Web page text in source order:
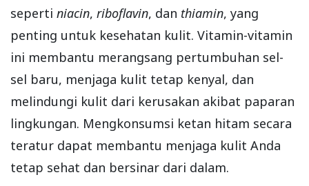
seperti niacin, riboflavin, dan thiamin, yang
penting untuk kesehatan kulit. Vitamin-vitamin
ini membantu merangsang pertumbuhan sel-
sel baru, menjaga kulit tetap kenyal, dan
melindungi kulit dari kerusakan akibat paparan
lingkungan. Mengkonsumsi ketan hitam secara
teratur dapat membantu menjaga kulit Anda
tetap sehat dan bersinar dari dalam.